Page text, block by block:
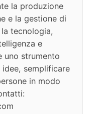
la produzione
e la gestione di
tecnologia,
e
uno strumento
semplificare
in modo